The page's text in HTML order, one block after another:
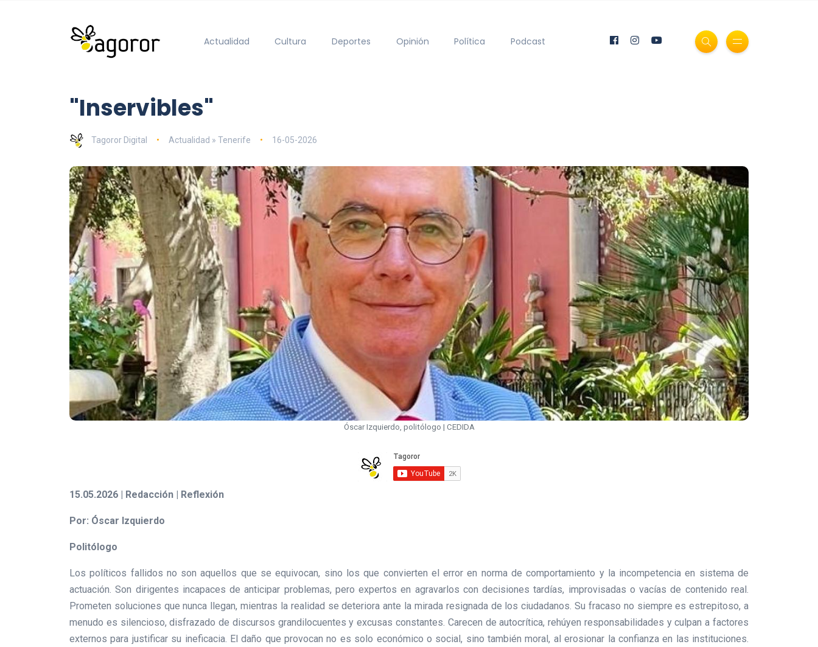
Actualidad Cultura Deportes Opinión Política Podcast
"Inservibles"
Tagoror Digital Actualidad » Tenerife 16-05-2026
Óscar Izquierdo, politólogo | CEDIDA
15.05.2026 | Redacción | Reflexión
Por: Óscar Izquierdo
Politólogo
Los políticos fallidos no son aquellos que se equivocan, sino los que convierten el error en norma de comportamiento y la incompetencia en sistema de
actuación. Son dirigentes incapaces de anticipar problemas, pero expertos en agravarlos con decisiones tardías, improvisadas o vacías de contenido real.
Prometen soluciones que nunca llegan, mientras la realidad se deteriora ante la mirada resignada de los ciudadanos. Su fracaso no siempre es estrepitoso, a
menudo es silencioso, disfrazado de discursos grandilocuentes y excusas constantes. Carecen de autocrítica, rehúyen responsabilidades y culpan a factores
externos para justificar su ineficacia. El daño que provocan no es solo económico o social, sino también moral, al erosionar la confianza en las instituciones.